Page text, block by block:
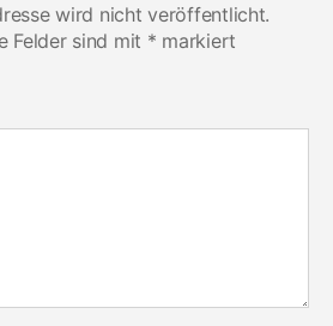
wird nicht veröffentlicht.
Felder sind mit * markiert